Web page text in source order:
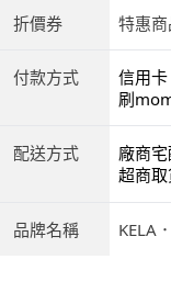
折價券 特惠
付款方式
信用
商付
刷
配送方式
廠商
超商取
品牌名稱 KELA ．